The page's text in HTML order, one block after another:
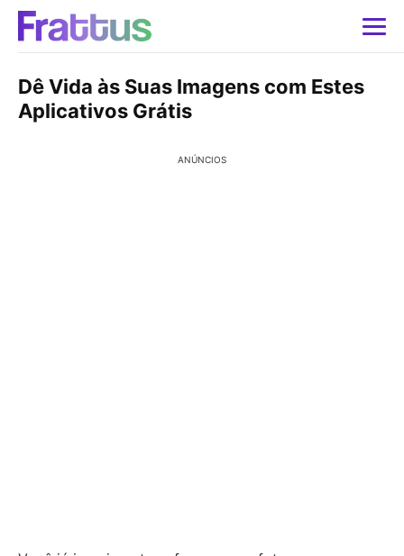
Dê Vida às Suas Imagens com Estes
Aplicativos Grátis
ANÚNCIOS